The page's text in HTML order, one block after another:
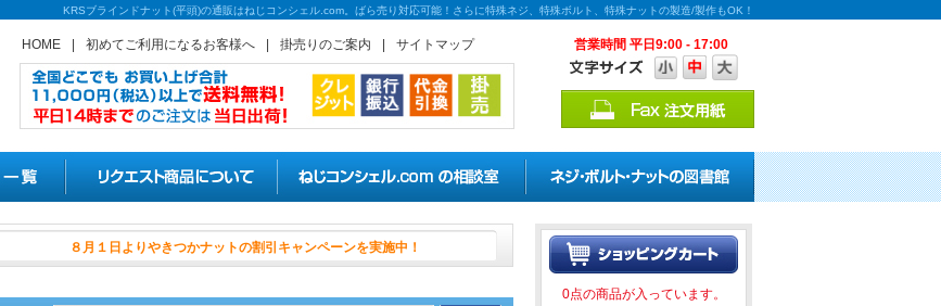
KRSブラインドナット(平頭)の通販はねじコンシェル.com。ばら売り対応可能！さらに特殊ネジ、特殊ボルト、特殊ナットの製造/製作もOK！
HOME 初めてご利用になるお客様へ 掛売りのご案内 サイトマップ 営業時間 平日9:00 - 17:00
８月１日よりやきつかナットの割引キャンペーンを実施中
0点の商品が入っています。